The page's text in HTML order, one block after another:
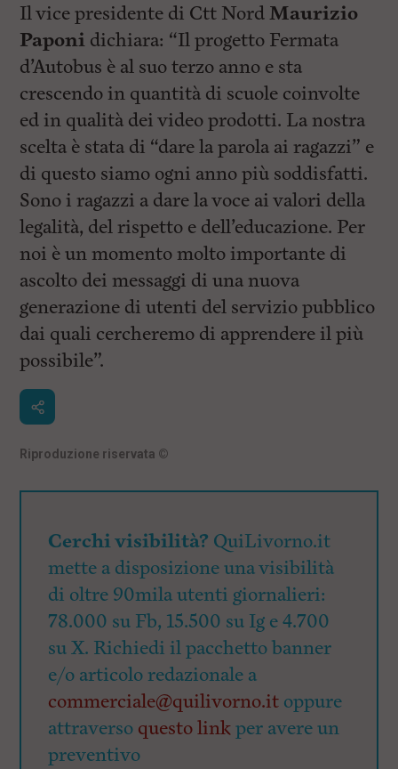
Il vice presidente di Ctt NordMaurizio
Paponi dichiara: “Il progetto Fermata
d’Autobus è al suo terzo anno e sta
crescendo in quantità di scuole coinvolte
ed in qualità dei video prodotti. La nostra
scelta è stata di “dare la parola ai ragazzi” e
di questo siamo ogni anno più soddisfatti.
Sono i ragazzi a dare la voce ai valori della
legalità, del rispetto e dell’educazione. Per
noi è un momento molto importante di
ascolto dei messaggi di una nuova
generazione di utenti del servizio pubblico
dai quali cercheremo di apprendere il più
possibile”.
Riproduzione riservata ©
Cerchi visibilità? QuiLivorno.it
mette a disposizione una visibilità
di oltre 90mila utenti giornalieri:
78.000 su Fb, 15.500 su Ig e 4.700
su X. Richiedi il pacchetto banner
e/o articolo redazionale a
commerciale@quilivorno.it oppure
attraverso questo linkper avere un
preventivo